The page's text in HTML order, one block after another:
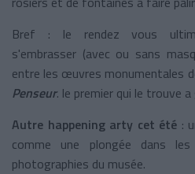
Bref : le rendez vous
s'embrasser (avec ou sans
entre les œuvres monumentales
Penseur. le premier qui le trouve a
Autre happening arty cet été :
comme une plongée dans
photographies du musée.